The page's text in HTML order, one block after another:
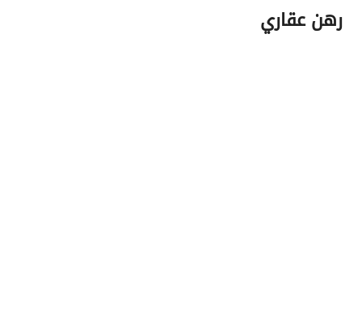
رهن عقاري